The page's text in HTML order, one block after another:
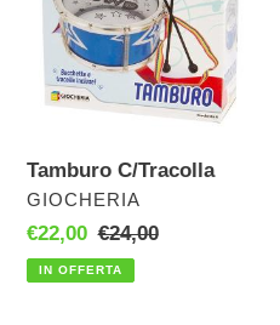
Tamburo C/Tracolla
VENDITORE
GIOCHERIA
Prezzo
scontato
€22,00 Prezzo
di
€24,00
IN OFFERTA